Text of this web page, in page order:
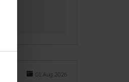
01.Aug.2026